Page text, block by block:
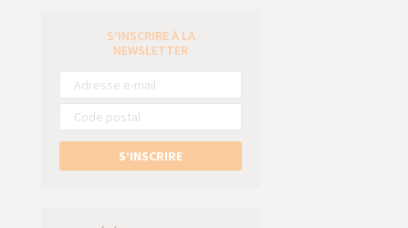
S’INSCRIRE À LA
NEWSLETTER
S’INSCRIRE